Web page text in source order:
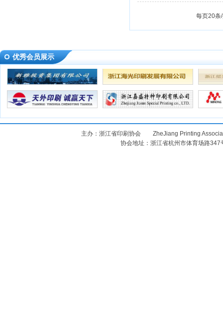
每页20
优秀会员展示
主办：浙江省印刷协会 ZheJiang Printing
协会地址：浙江省杭州市体育场路